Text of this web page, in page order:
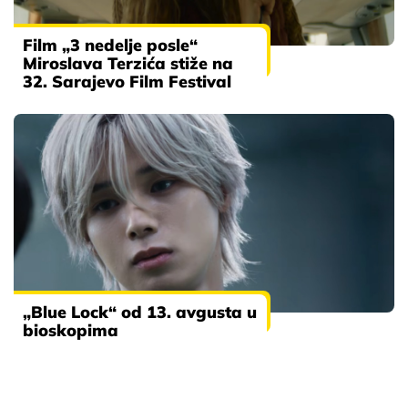
Film „3 nedelje posle“
Miroslava Terzića stiže na
32. Sarajevo Film Festival
„Blue Lock“ od 13. avgusta u
bioskopima